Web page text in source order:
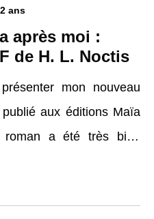
ans
après moi :
de H. L. Noctis
mon nouveau
aux éditions Maïa
a été très bien